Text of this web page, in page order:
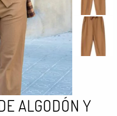
ALGODÓN Y